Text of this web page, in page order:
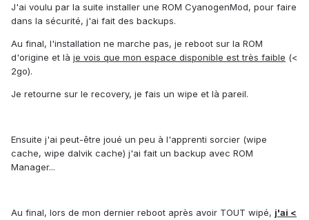
J'ai voulu par la suite installer une ROM CyanogenMod, pour faire
dans la sécurité, j'ai fait des backups.
Au final, l'installation ne marche pas, je reboot sur la ROM
d'origine et là je vois que mon espace disponible est très faible (<
2go).
Je retourne sur le recovery, je fais un wipe et là pareil.
Ensuite j'ai peut-être joué un peu à l'apprenti sorcier (wipe
cache, wipe dalvik cache) j'ai fait un backup avec ROM
Manager...
Au final, lors de mon dernier reboot après avoir TOUT wipé, j'ai <